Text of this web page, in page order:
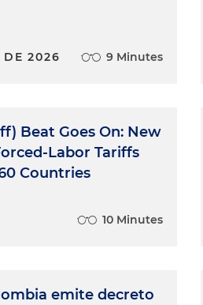
DE 2026 9 Minutes
Beat Goes On: New
Labor Tariffs
Countries
10 Minutes
emite decreto